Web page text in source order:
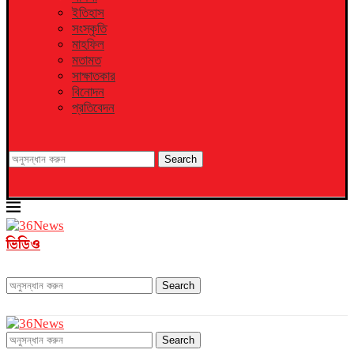
ইতিহাস
সংস্কৃতি
মাহফিল
মতামত
সাক্ষাতকার
বিনোদন
প্রতিবেদন
Search
ভিডিও
Search
Search